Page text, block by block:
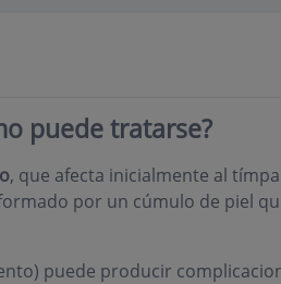
puede tratarse?
, que afecta inicialmente al
por un cúmulo de piel
puede producir